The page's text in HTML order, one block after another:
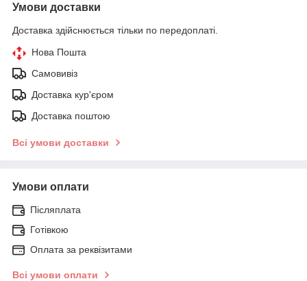
Умови доставки
Доставка здійснюється тільки по передоплаті.
Нова Пошта
Самовивіз
Доставка кур'єром
Доставка поштою
Всі умови доставки
Умови оплати
Післяплата
Готівкою
Оплата за реквізитами
Всі умови оплати